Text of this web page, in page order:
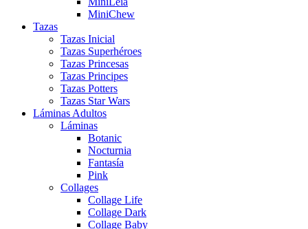
MiniChew
Tazas
Tazas Inicial
Tazas Superhéroes
Tazas Princesas
Tazas Principes
Tazas Potters
Tazas Star Wars
Láminas Adultos
Láminas
Botanic
Nocturnia
Fantasía
Pink
Collages
Collage Life
Collage Dark
Collage Baby